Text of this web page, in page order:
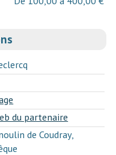
du partenaire
de Coudray,